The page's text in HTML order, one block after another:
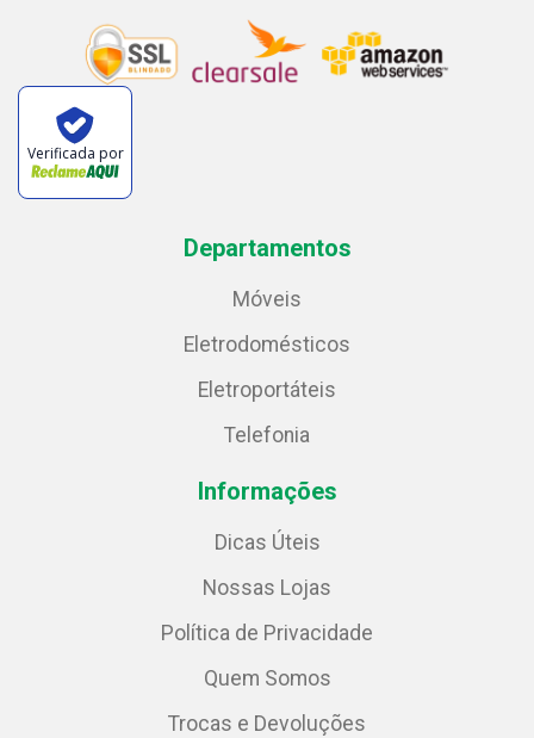
Verificada por
Departamentos
Móveis
Eletrodomésticos
Eletroportáteis
Telefonia
Informações
Dicas Úteis
Nossas Lojas
Política de Privacidade
Quem Somos
Trocas e Devoluções